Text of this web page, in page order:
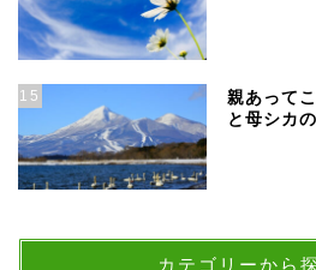
15
親あって
と母シカ
カテゴリーから